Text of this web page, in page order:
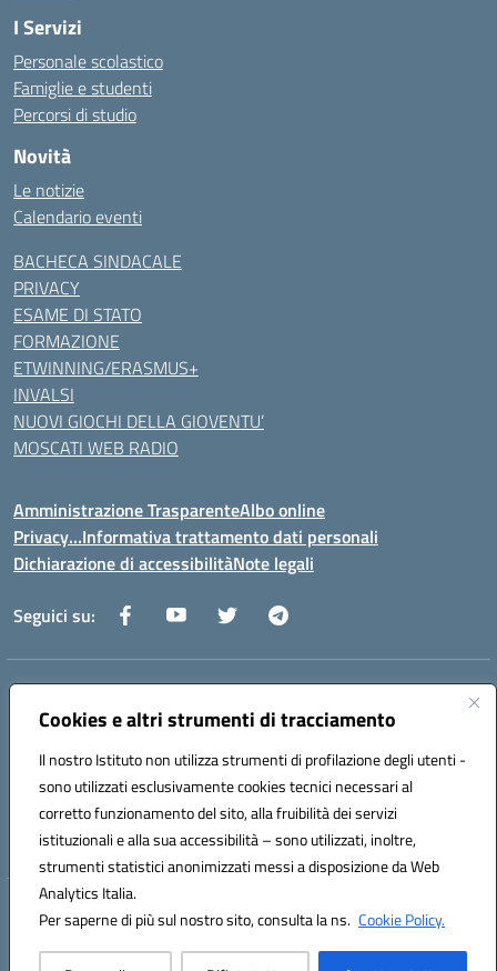
Cookies e altri strumenti di tracciamento
Il nostro Istituto non utilizza strumenti di profilazione degli utenti -
sono utilizzati esclusivamente cookies tecnici necessari al
corretto funzionamento del sito, alla fruibilità dei servizi
istituzionali e alla sua accessibilità – sono utilizzati, inoltre,
strumenti statistici anonimizzati messi a disposizione da Web
Analytics Italia.
Per saperne di più sul nostro sito, consulta la ns. Cookie Policy.
I Servizi
Personale scolastico
Famiglie e studenti
Percorsi di studio
Novità
Le notizie
Calendario eventi
BACHECA SINDACALE
PRIVACY
ESAME DI STATO
FORMAZIONE
ETWINNING/ERASMUS+
INVALSI
NUOVI GIOCHI DELLA GIOVENTU’
MOSCATI WEB RADIO
Amministrazione TrasparenteAlbo online
Privacy…Informativa trattamento dati personali
Dichiarazione di accessibilitàNote legali
Seguici su:
Indirizzo:
Centralino:089 201032 Email:saic88800v@istruzione.it
Codice fiscale: 80028930651
Codice meccanografico:
saic88800v
Codice unico di fatturazione (CUF): UFLEGP
Hosting & Powered by 3D Solution S.r.l.
Concept & Design by Designers Italia